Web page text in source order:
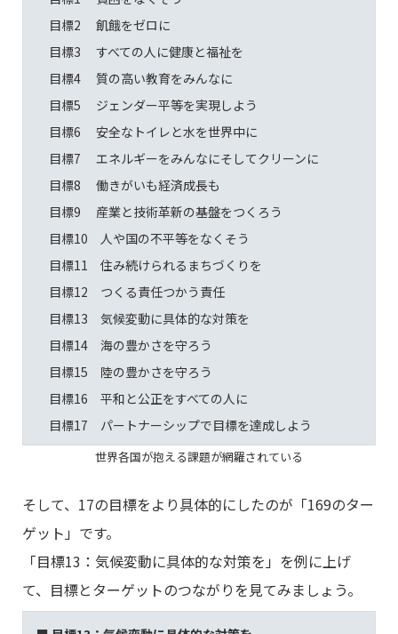
目標2 飢餓をゼロに
目標3 すべての人に健康と福祉を
目標4 質の高い教育をみんなに
目標5 ジェンダー平等を実現しよう
目標6 安全なトイレと水を世界中に
目標7 エネルギーをみんなにそしてクリーンに
目標8 働きがいも経済成長も
目標9 産業と技術革新の基盤をつくろう
目標10 人や国の不平等をなくそう
目標11 住み続けられるまちづくりを
目標12 つくる責任つかう責任
目標13 気候変動に具体的な対策を
目標14 海の豊かさを守ろう
目標15 陸の豊かさを守ろう
目標16 平和と公正をすべての人に
目標17 パートナーシップで目標を達成しよう
世界各国が抱える課題が網羅されている
そして、17の目標をより具体的にしたのが「169のター
ゲット」です。
「目標13：気候変動に具体的な対策を」を例に上げ
て、目標とターゲットのつながりを見てみましょう。